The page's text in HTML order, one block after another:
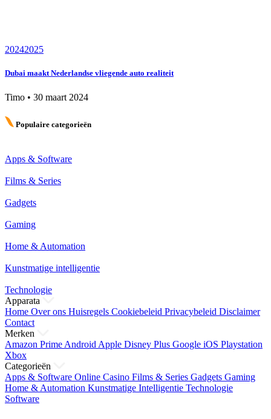
20242025
Dubai maakt Nederlandse vliegende auto realiteit
Timo • 30 maart 2024
Populaire categorieën
Apps & Software
Films & Series
Gadgets
Gaming
Home & Automation
Kunstmatige intelligentie
Technologie
Apparata
Home Over ons Huisregels Cookiebeleid Privacybeleid Disclaimer
Contact
Merken
Amazon Prime Android Apple Disney Plus Google iOS Playstation
Xbox
Categorieën
Apps & Software Online Casino Films & Series Gadgets Gaming
Home & Automation Kunstmatige Intelligentie Technologie
Software